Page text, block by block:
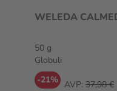
WELEDA
50 g
Globuli
-21% AVP: 37,98 €